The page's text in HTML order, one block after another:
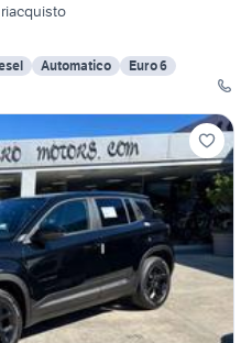
Automatico
Euro 6